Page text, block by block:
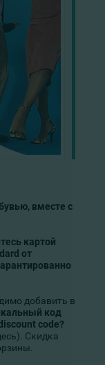
вместе с
картой
от
добавить в
код
code?
Скидка